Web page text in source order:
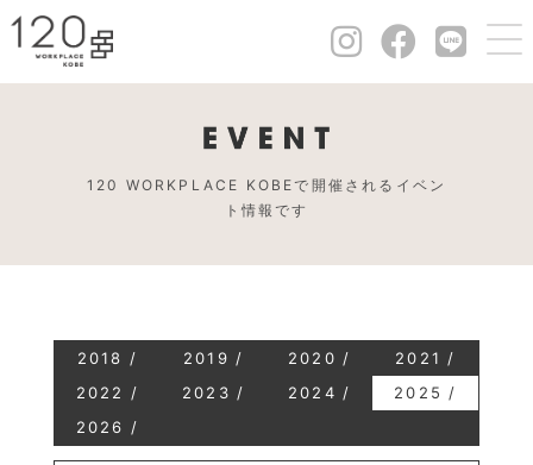
120 WORKPLACE KOBEで開催されるイベン
ト情報です
2018 2019 2020
2021
2022
2023 2024
2025
2026